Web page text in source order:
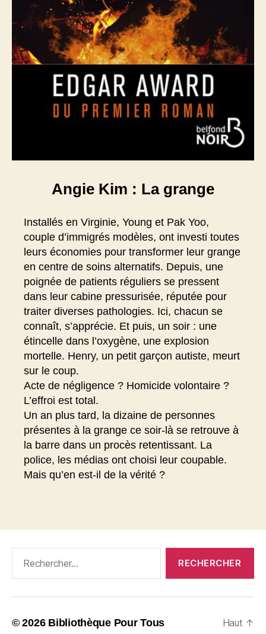
Angie Kim : La grange
Installés en Virginie, Young et Pak Yoo,
couple d’immigrés modèles, ont investi toutes
leurs économies pour transformer leur grange
en centre de soins alternatifs. Depuis, une
poignée de patients réguliers se pressent
dans leur cabine pressurisée, réputée pour
traiter diverses pathologies. Ici, chacun se
connaît, s’apprécie. Et puis, un soir : une
étincelle dans l’oxygène, une explosion
mortelle. Henry, un petit garçon autiste, meurt
sur le coup.
Acte de négligence ? Homicide volontaire ?
L’effroi est total.
Un an plus tard, la dizaine de personnes
présentes à la grange ce soir-là se retrouve à
la barre dans un procès retentissant. La
police, les médias ont choisi leur coupable.
Mais qu’en est-il de la vérité ?
© 2026 Bibliothèque Pour Tous
Haut ↑